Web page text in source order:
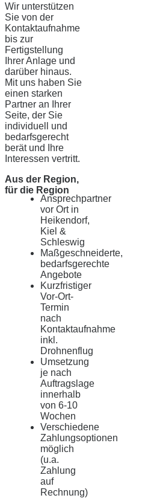
Wir unterstützen
Sie von der
Kontaktaufnahme
bis zur
Fertigstellung
Ihrer Anlage und
darüber hinaus.
Mit uns haben Sie
einen starken
Partner an Ihrer
Seite, der Sie
individuell und
bedarfsgerecht
berät und Ihre
Interessen vertritt.
Aus der Region,
für die Region
Ansprechpartner
vor Ort in
Heikendorf,
Kiel &
Schleswig
Maßgeschneiderte,
bedarfsgerechte
Angebote
Kurzfristiger
Vor-Ort-
Termin
nach
Kontaktaufnahme
inkl.
Drohnenflug
Umsetzung
je nach
Auftragslage
innerhalb
von 6-10
Wochen
Verschiedene
Zahlungsoptionen
möglich
(u.a.
Zahlung
auf
Rechnung)